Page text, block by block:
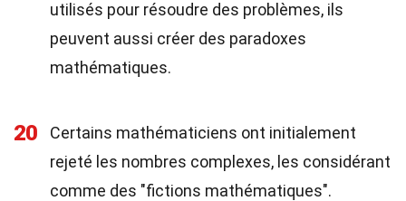
utilisés pour résoudre des problèmes, ils
peuvent aussi créer des paradoxes
mathématiques.
20
Certains mathématiciens ont initialement
rejeté les nombres complexes, les considérant
comme des "fictions mathématiques".